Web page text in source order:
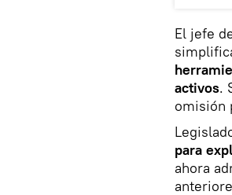
El jefe
activos.
omisión
para
ahora